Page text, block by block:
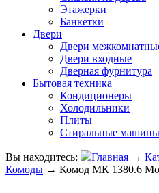
Этажерки
Банкетки
Двери
Двери
Двери входные
Дверная фурнитура
Бытовая техника
Кондиционеры
Холодильники
Плиты
Стиральные машины
Вы находитесь: Главная →
Комоды → Комод МК 1380.6